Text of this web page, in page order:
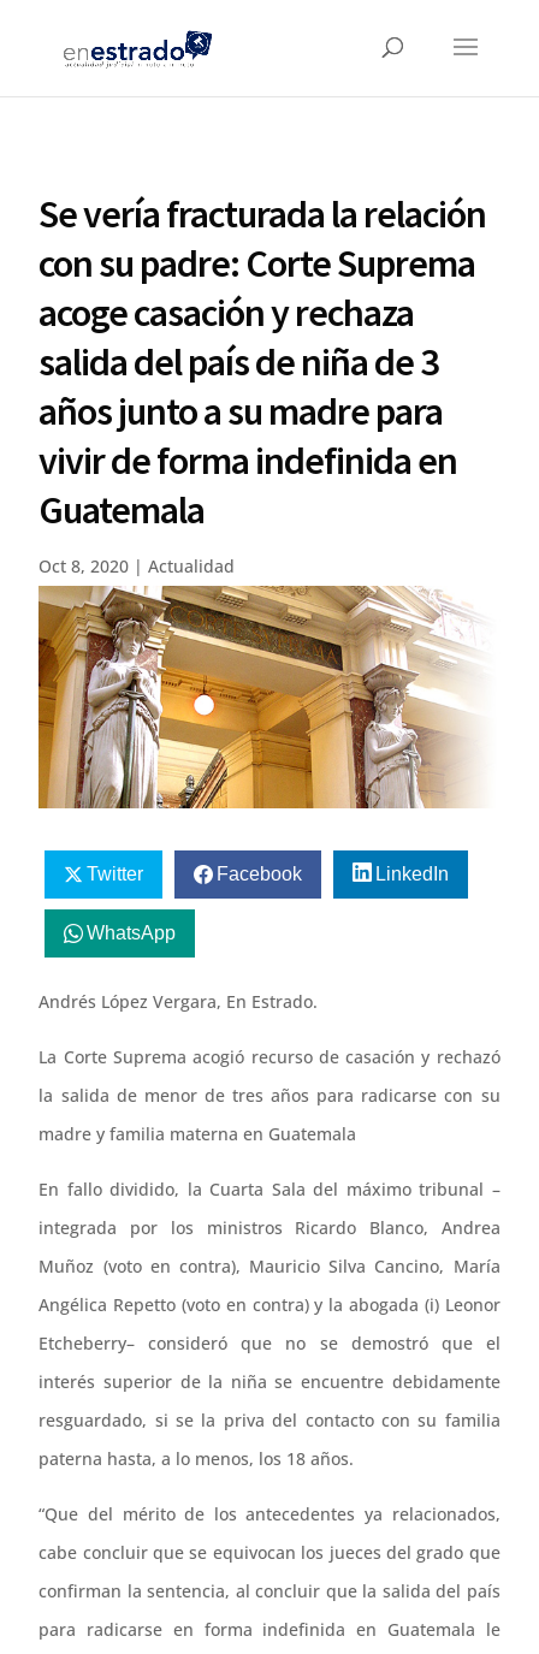
Se vería fracturada la relación
con su padre: Corte Suprema
acoge casación y rechaza
salida del país de niña de 3
años junto a su madre para
vivir de forma indefinida en
Guatemala
Oct 8, 2020 |Actualidad
Twitter Facebook LinkedIn
WhatsApp
Andrés López Vergara, En Estrado.
La Corte Suprema acogió recurso de casación y rechazó
la salida de menor de tres años para radicarse con su
madre y familia materna en Guatemala
En fallo dividido, la Cuarta Sala del máximo tribunal –
integrada por los ministros Ricardo Blanco, Andrea
Muñoz (voto en contra), Mauricio Silva Cancino, María
Angélica Repetto (voto en contra) y la abogada (i) Leonor
Etcheberry– consideró que no se demostró que el
interés superior de la niña se encuentre debidamente
resguardado, si se la priva del contacto con su familia
paterna hasta, a lo menos, los 18 años.
“Que del mérito de los antecedentes ya relacionados,
cabe concluir que se equivocan los jueces del grado que
confirman la sentencia, al concluir que la salida del país
para radicarse en forma indefinida en Guatemala le